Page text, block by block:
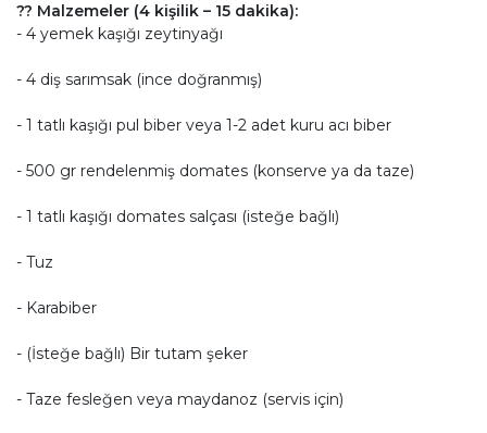
?? Malzemeler (4 kişilik – 15 dakika):
- 4 yemek kaşığı zeytinyağı
- 4 diş sarımsak (ince doğranmış)
- 1 tatlı kaşığı pul biber veya 1-2 adet kuru acı biber
- 500 gr rendelenmiş domates (konserve ya da taze)
- 1 tatlı kaşığı domates salçası (isteğe bağlı)
- Tuz
- Karabiber
- (İsteğe bağlı) Bir tutam şeker
- Taze fesleğen veya maydanoz (servis için)